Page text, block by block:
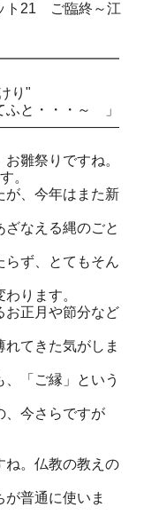
ト21 ご臨終～江
り"
・・・～ 」
雛祭りですね。
。
が、今年はまた新
なえる縄のごと
らず、とてもそん
ります。
お正月や節分など
てきた気がしま
「ご縁」という
、今さらですが
ね。仏教の教えの
普通に使いま